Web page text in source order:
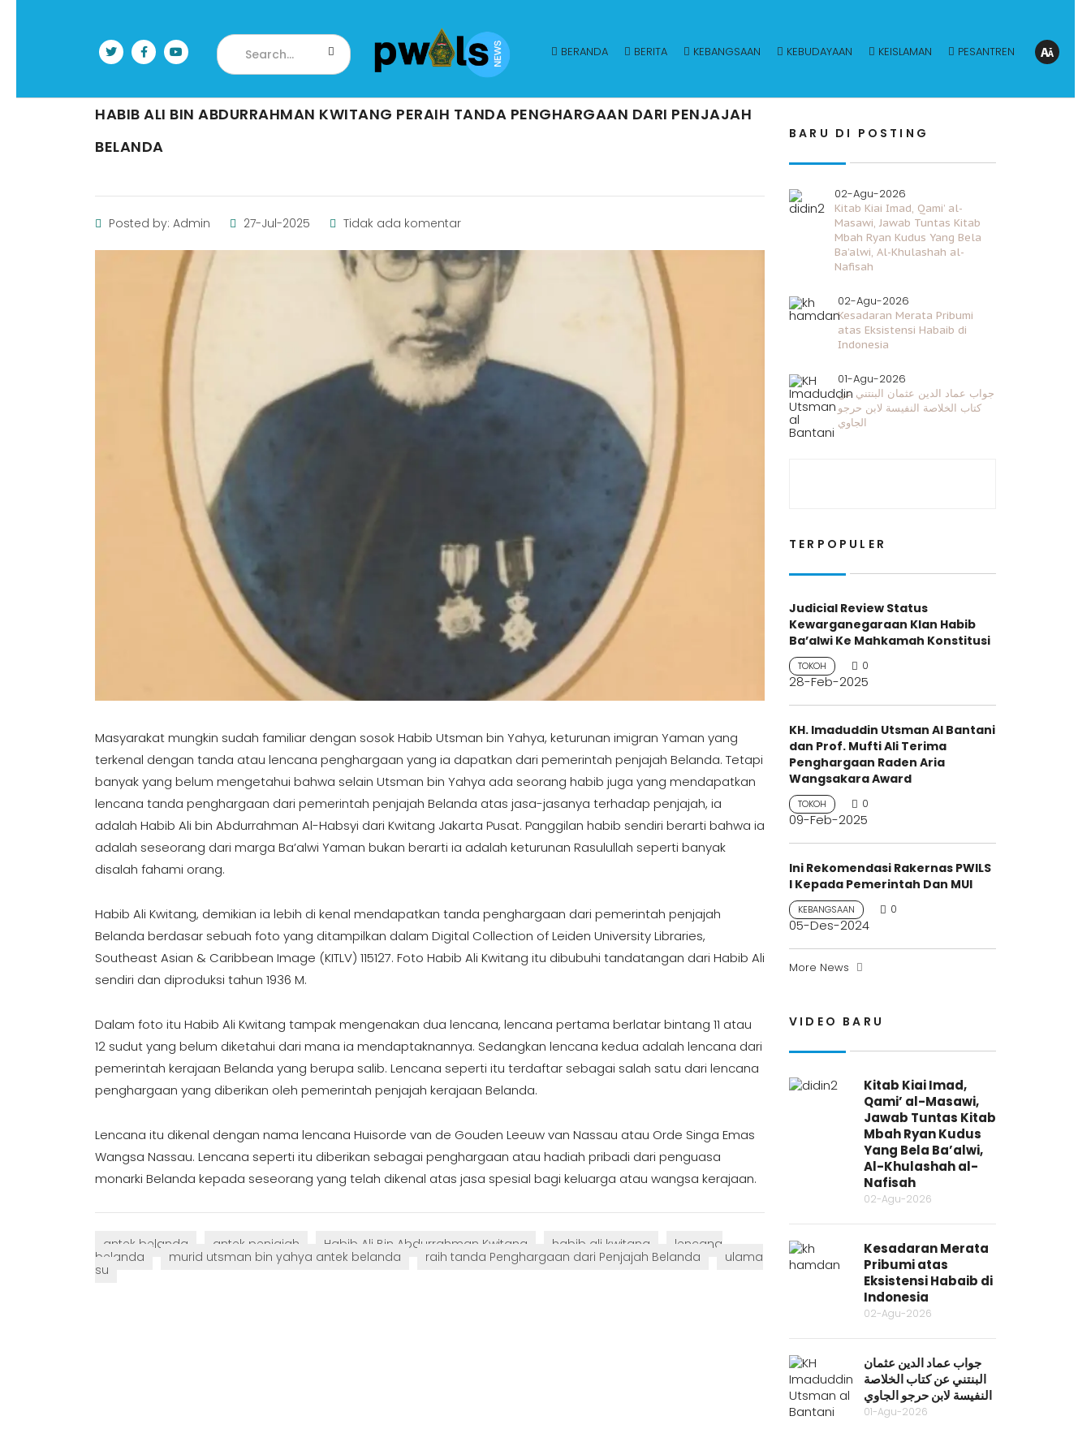
BERANDA BERITA KEBANGSAAN KEBUDAYAAN KEISLAMAN PESANTREN
HABIB ALI BIN ABDURRAHMAN KWITANG PERAIH TANDA PENGHARGAAN DARI PENJAJAH
BELANDA
Posted by: Admin 27-Jul-2025 Tidak ada komentar
Masyarakat mungkin sudah familiar dengan sosok Habib Utsman bin Yahya, keturunan imigran Yaman yang
terkenal dengan tanda atau lencana penghargaan yang ia dapatkan dari pemerintah penjajah Belanda. Tetapi
banyak yang belum mengetahui bahwa selain Utsman bin Yahya ada seorang habib juga yang mendapatkan
lencana tanda penghargaan dari pemerintah penjajah Belanda atas jasa-jasanya terhadap penjajah, ia
adalah Habib Ali bin Abdurrahman Al-Habsyi dari Kwitang Jakarta Pusat. Panggilan habib sendiri berarti bahwa ia
adalah seseorang dari marga Ba’alwi Yaman bukan berarti ia adalah keturunan Rasulullah seperti banyak
disalah fahami orang.
Habib Ali Kwitang, demikian ia lebih di kenal mendapatkan tanda penghargaan dari pemerintah penjajah
Belanda berdasar sebuah foto yang ditampilkan dalam Digital Collection of Leiden University Libraries,
Southeast Asian & Caribbean Image (KITLV) 115127. Foto Habib Ali Kwitang itu dibubuhi tandatangan dari Habib Ali
sendiri dan diproduksi tahun 1936 M.
Dalam foto itu Habib Ali Kwitang tampak mengenakan dua lencana, lencana pertama berlatar bintang 11 atau
12 sudut yang belum diketahui dari mana ia mendaptaknannya. Sedangkan lencana kedua adalah lencana dari
pemerintah kerajaan Belanda yang berupa salib. Lencana seperti itu terdaftar sebagai salah satu dari lencana
penghargaan yang diberikan oleh pemerintah penjajah kerajaan Belanda.
Lencana itu dikenal dengan nama lencana Huisorde van de Gouden Leeuw van Nassau atau Orde Singa Emas
Wangsa Nassau. Lencana seperti itu diberikan sebagai penghargaan atau hadiah pribadi dari penguasa
monarki Belanda kepada seseorang yang telah dikenal atas jasa spesial bagi keluarga atau wangsa kerajaan.
antek belanda antek penjajah Habib Ali Bin Abdurrahman Kwitang habib ali kwitang
lencana
belanda
murid utsman bin yahya antek belanda raih tanda Penghargaan dari Penjajah Belanda
ulama
su
BARU DI POSTING
Kitab Kiai Imad, Qami’ al-
Masawi, Jawab Tuntas Kitab
Mbah Ryan Kudus Yang Bela
Ba’alwi, Al-Khulashah al-
Nafisah
02-Agu-2026
Kesadaran Merata Pribumi
atas Eksistensi Habaib di
Indonesia
02-Agu-2026
جواب عماد الدين عثمان البنتني عن
كتاب الخلاصة النفيسة لابن حرجو
الجاوي
01-Agu-2026
TERPOPULER
Judicial Review Status
Kewarganegaraan Klan Habib
Ba’alwi Ke Mahkamah Konstitusi
TOKOH 0
28-Feb-2025
KH. Imaduddin Utsman Al Bantani
dan Prof. Mufti Ali Terima
Penghargaan Raden Aria
Wangsakara Award
TOKOH 0
09-Feb-2025
Ini Rekomendasi Rakernas PWILS
I Kepada Pemerintah Dan MUI
KEBANGSAAN 0
05-Des-2024
More News
VIDEO BARU
Kitab Kiai Imad,
Qami’ al-Masawi,
Jawab Tuntas Kitab
Mbah Ryan Kudus
Yang Bela Ba’alwi,
Al-Khulashah al-
Nafisah
02-Agu-2026
Kesadaran Merata
Pribumi atas
Eksistensi Habaib di
Indonesia
02-Agu-2026
جواب عماد الدين عثمان
البنتني عن كتاب الخلاصة
النفيسة لابن حرجو الجاوي
01-Agu-2026